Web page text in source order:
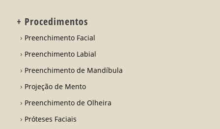
+ Procedimentos
Preenchimento Facial
Preenchimento Labial
Preenchimento de Mandíbula
Projeção de Mento
Preenchimento de Olheira
Próteses Faciais